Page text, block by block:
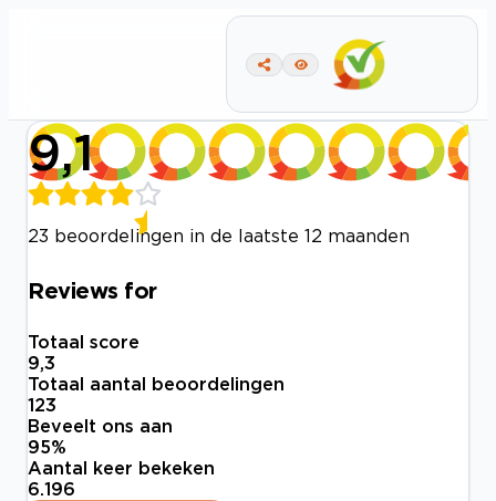
9,1
23 beoordelingen in de laatste 12 maanden
Reviews for
Totaal score
9,3
Totaal aantal beoordelingen
123
Beveelt ons aan
95%
Aantal keer bekeken
6.196